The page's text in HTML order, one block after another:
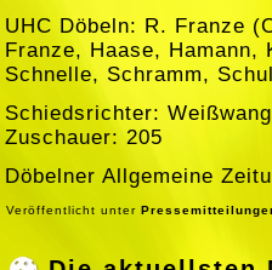
UHC Döbeln: R. Franze
Franze, Haase, Hamann,
Schnelle, Schramm,
Schiedsrichter:
Zuschauer: 205
Döbelner Allgemeine
Veröffentlicht unter